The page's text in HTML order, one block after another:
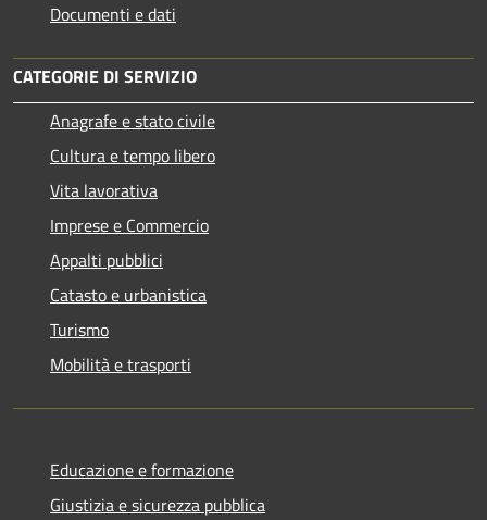
Documenti e dati
CATEGORIE DI SERVIZIO
Anagrafe e stato civile
Cultura e tempo libero
Vita lavorativa
Imprese e Commercio
Appalti pubblici
Catasto e urbanistica
Turismo
Mobilità e trasporti
Educazione e formazione
Giustizia e sicurezza pubblica